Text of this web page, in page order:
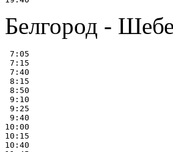
Белгород -
7:05
7:15
7:40
8:15
8:50
9:10
9:25
9:40
10:00
10:15
10:40